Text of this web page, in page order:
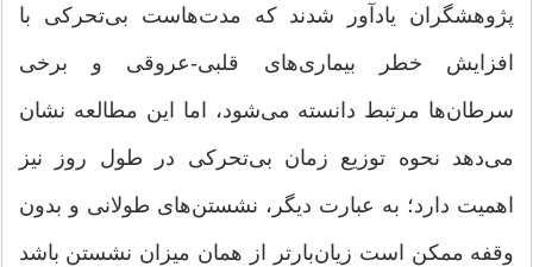
پژوهشگران یادآور شدند که مدت‌هاست بی‌تحرکی با
افزایش خطر بیماری‌های قلبی-عروقی و برخی
سرطان‌ها مرتبط دانسته می‌شود، اما این مطالعه نشان
می‌دهد نحوه توزیع زمان بی‌تحرکی در طول روز نیز
اهمیت دارد؛ به عبارت دیگر، نشستن‌های طولانی و بدون
وقفه ممکن است زیان‌بارتر از همان میزان نشستن باشد